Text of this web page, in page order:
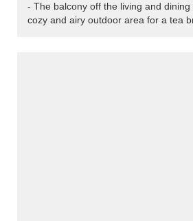
- The balcony off the living and
cozy and airy outdoor area for a tea